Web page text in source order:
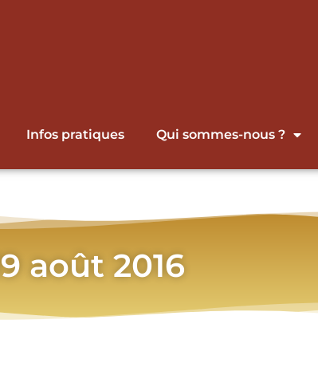
Infos pratiques Qui sommes-nous ?
août 2016